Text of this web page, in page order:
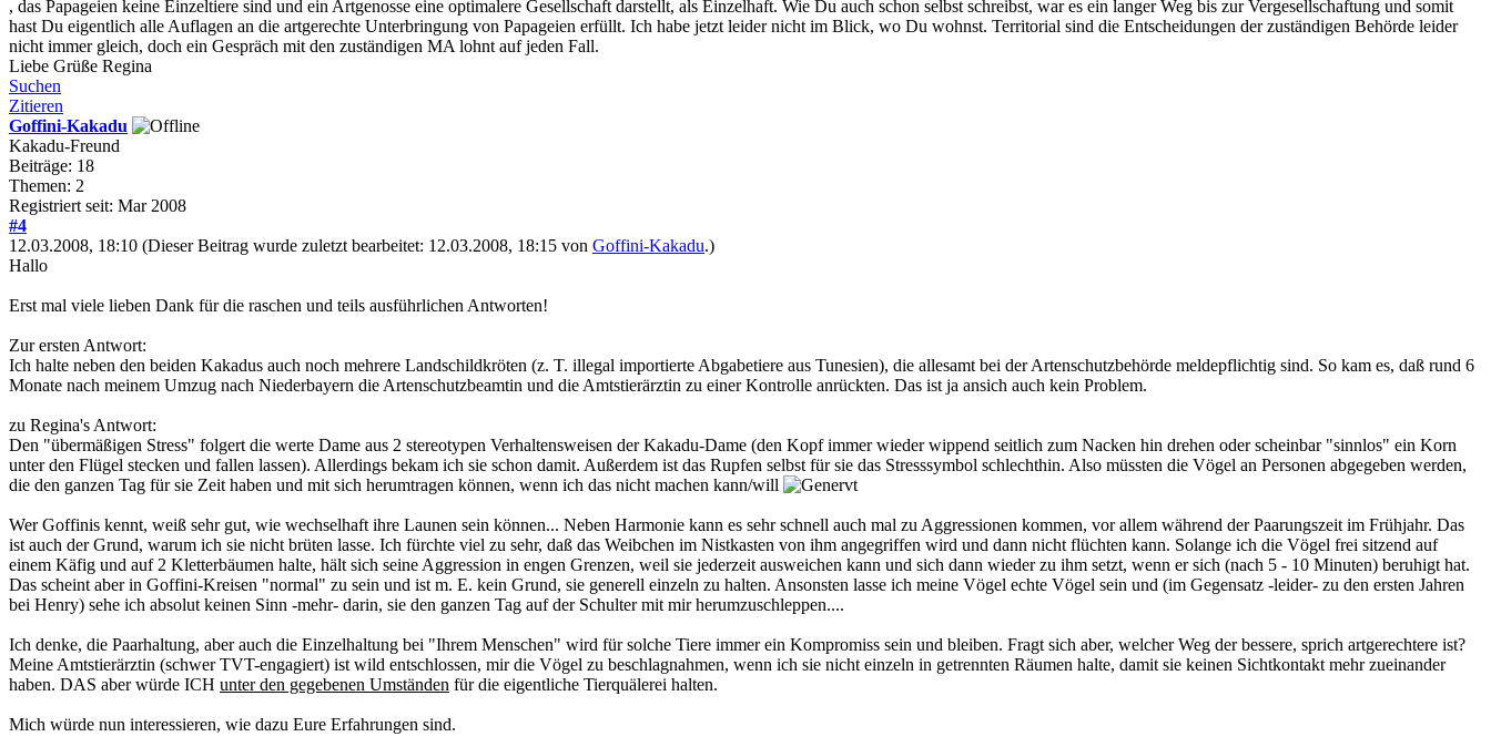
, das Papageien keine Einzeltiere sind und ein Artgenosse eine optimalere Gesellschaft darstellt, als Einzelhaft. Wie Du auch schon selbst schreibst, war es ein langer Weg bis zur Vergesellschaftung und somit
hast Du eigentlich alle Auflagen an die artgerechte Unterbringung von Papageien erfüllt. Ich habe jetzt leider nicht im Blick, wo Du wohnst. Territorial sind die Entscheidungen der zuständigen Behörde leider
nicht immer gleich, doch ein Gespräch mit den zuständigen MA lohnt auf jeden Fall.
Liebe Grüße Regina
Suchen
Zitieren
Goffini-Kakadu
Kakadu-Freund
Beiträge: 18
Themen: 2
Registriert seit: Mar 2008
#4
12.03.2008, 18:10 (Dieser Beitrag wurde zuletzt bearbeitet: 12.03.2008, 18:15 von Goffini-Kakadu.)
Hallo
Erst mal viele lieben Dank für die raschen und teils ausführlichen Antworten!
Zur ersten Antwort:
Ich halte neben den beiden Kakadus auch noch mehrere Landschildkröten (z. T. illegal importierte Abgabetiere aus Tunesien), die allesamt bei der Artenschutzbehörde meldepflichtig sind. So kam es, daß rund 6
Monate nach meinem Umzug nach Niederbayern die Artenschutzbeamtin und die Amtstierärztin zu einer Kontrolle anrückten. Das ist ja ansich auch kein Problem.
zu Regina's Antwort:
Den "übermäßigen Stress" folgert die werte Dame aus 2 stereotypen Verhaltensweisen der Kakadu-Dame (den Kopf immer wieder wippend seitlich zum Nacken hin drehen oder scheinbar "sinnlos" ein Korn
unter den Flügel stecken und fallen lassen). Allerdings bekam ich sie schon damit. Außerdem ist das Rupfen selbst für sie das Stresssymbol schlechthin. Also müssten die Vögel an Personen abgegeben werden,
die den ganzen Tag für sie Zeit haben und mit sich herumtragen können, wenn ich das nicht machen kann/will
Wer Goffinis kennt, weiß sehr gut, wie wechselhaft ihre Launen sein können... Neben Harmonie kann es sehr schnell auch mal zu Aggressionen kommen, vor allem während der Paarungszeit im Frühjahr. Das
ist auch der Grund, warum ich sie nicht brüten lasse. Ich fürchte viel zu sehr, daß das Weibchen im Nistkasten von ihm angegriffen wird und dann nicht flüchten kann. Solange ich die Vögel frei sitzend auf
einem Käfig und auf 2 Kletterbäumen halte, hält sich seine Aggression in engen Grenzen, weil sie jederzeit ausweichen kann und sich dann wieder zu ihm setzt, wenn er sich (nach 5 - 10 Minuten) beruhigt hat.
Das scheint aber in Goffini-Kreisen "normal" zu sein und ist m. E. kein Grund, sie generell einzeln zu halten. Ansonsten lasse ich meine Vögel echte Vögel sein und (im Gegensatz -leider- zu den ersten Jahren
bei Henry) sehe ich absolut keinen Sinn -mehr- darin, sie den ganzen Tag auf der Schulter mit mir herumzuschleppen....
Ich denke, die Paarhaltung, aber auch die Einzelhaltung bei "Ihrem Menschen" wird für solche Tiere immer ein Kompromiss sein und bleiben. Fragt sich aber, welcher Weg der bessere, sprich artgerechtere ist?
Meine Amtstierärztin (schwer TVT-engagiert) ist wild entschlossen, mir die Vögel zu beschlagnahmen, wenn ich sie nicht einzeln in getrennten Räumen halte, damit sie keinen Sichtkontakt mehr zueinander
haben. DAS aber würde ICH unter den gegebenen Umständen für die eigentliche Tierquälerei halten.
Mich würde nun interessieren, wie dazu Eure Erfahrungen sind.